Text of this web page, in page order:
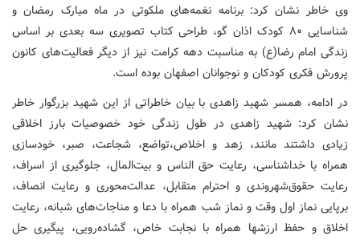
وی خاطر نشان کرد: برنامه نغمه‌های ملکوتی در ماه مبارک رمضان و
شناسایی ۸۰ کودک اذان گو، طراحی کتاب تصویری سه بعدی بر اساس
زندگی امام رضا(ع) به مناسبت دهه کرامت نیز از دیگر فعالیت‌های کانون
پرورش فکری کودکان و نوجوانان اصفهان بوده است.
در ادامه، همسر شهید زاهدی با بیان خاطراتی از این شهید بزرگوار خاطر
نشان کرد: شهید زاهدی در طول زندگی خود خصوصیات بارز اخلاقی
زیادی داشتند مانند، زهد و اخلاص،تواضع، شجاعت، صبر، خودسازی
همراه با خداشناسی، رعایت حق الناس و بیت‌المال، جلوگیری از اسراف،
رعایت حقوق‌شهروندی و احترام متقابل، عدالت‌محوری و رعایت انصاف،
برپایی نماز اول وقت و نماز شب همراه با دعا و مناجات‌های شبانه، رعایت
اخلاق و حفظ ارزشها همراه با نجابت‌ خاص، گشاده‌رویی، پیگیری حل